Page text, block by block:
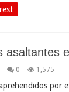
asaltantes
0 1,575
por